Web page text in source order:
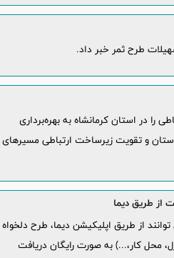
طرح ثمر خبر داد.
تردد زائران اربعین، ۷۲ پروژه ارتباطی را در استان کرمانشاه به بهره‌برداری
و تقویت زیرساخت ارتباطی مسیرهای
از طریق دیما
از طریق اپلیکیشن دیما، طرح دلخواه
محل کار،...) به صورت رایگان دریافت